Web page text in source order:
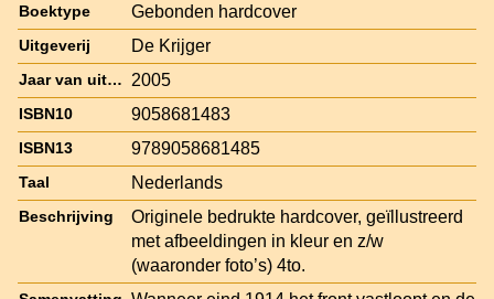
Boektype Gebonden hardcover
Uitgeverij De Krijger
Jaar van uitgave 2005
ISBN10 9058681483
ISBN13 9789058681485
Taal Nederlands
Beschrijving
Originele bedrukte hardcover, geïllustreerd
met afbeeldingen in kleur en z/w
(waaronder foto’s) 4to.